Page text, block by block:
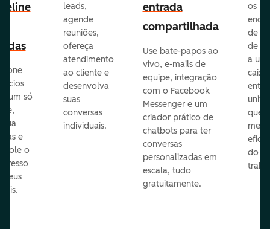
um só
e
o
seus
leads,
agende
reuniões,
ofereça
atendimento
ao cliente e
desenvolva
suas
conversas
individuais.
entrada
compartilhada
Use bate-papos ao
vivo, e-mails de
equipe, integração
com o Facebook
Messenger e um
criador prático de
chatbots para ter
conversas
personalizadas em
escala, tudo
gratuitamente.
os
de
de
a
caixa
que
do